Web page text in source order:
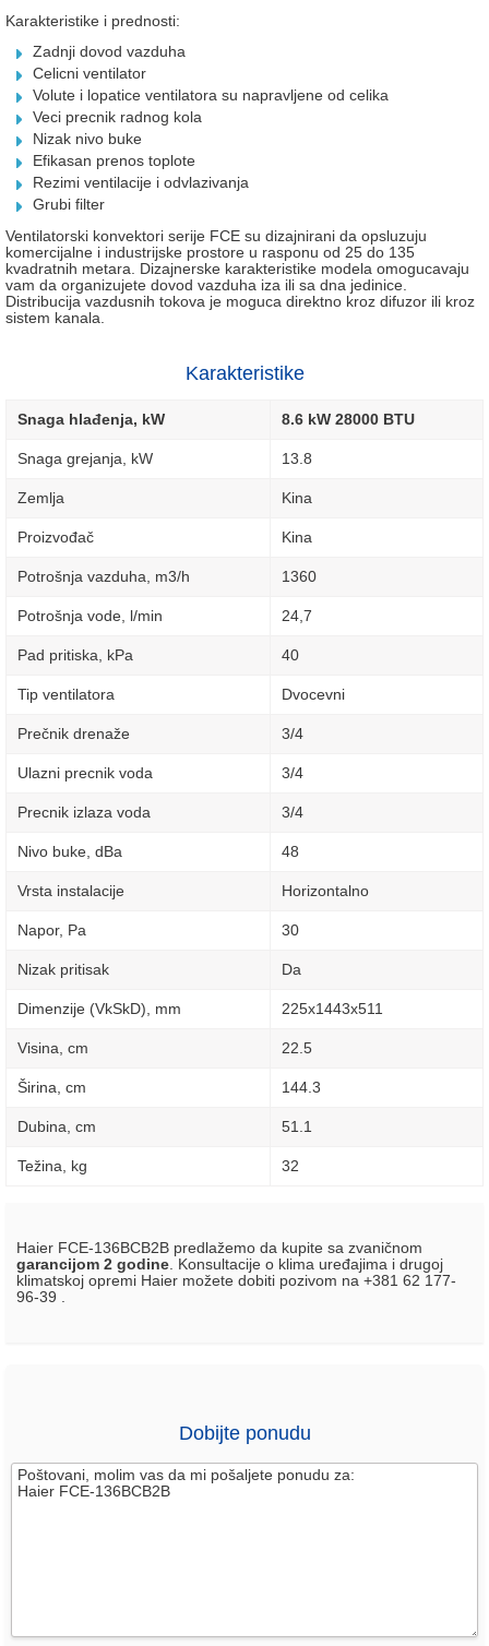
Karakteristike i prednosti:
Zadnji dovod vazduha
Celicni ventilator
Volute i lopatice ventilatora su napravljene od celika
Veci precnik radnog kola
Nizak nivo buke
Efikasan prenos toplote
Rezimi ventilacije i odvlazivanja
Grubi filter
Ventilatorski konvektori serije FCE su dizajnirani da opsluzuju
komercijalne i industrijske prostore u rasponu od 25 do 135
kvadratnih metara. Dizajnerske karakteristike modela omogucavaju
vam da organizujete dovod vazduha iza ili sa dna jedinice.
Distribucija vazdusnih tokova je moguca direktno kroz difuzor ili kroz
sistem kanala.
Karakteristike
Snaga hlađenja, kW 8.6 kW 28000 BTU
Snaga grejanja, kW 13.8
Zemlja Kina
Proizvođač Kina
Potrošnja vazduha, m3/h 1360
Potrošnja vode, l/min 24,7
Pad pritiska, kPa 40
Tip ventilatora Dvocevni
Prečnik drenaže 3/4
Ulazni precnik voda 3/4
Precnik izlaza voda 3/4
Nivo buke, dBa 48
Vrsta instalacije Horizontalno
Napor, Pa 30
Nizak pritisak Da
Dimenzije (VkSkD), mm 225x1443x511
Visina, сm 22.5
Širina, сm 144.3
Dubina, сm 51.1
Težina, kg 32
Haier FCE-136BCB2B predlažemo da kupite sa zvaničnom
garancijom 2 godine . Konsultacije o klima uređajima i drugoj
klimatskoj opremi Haier možete dobiti pozivom na +381 62 177-
96-39 .
Dobijte ponudu